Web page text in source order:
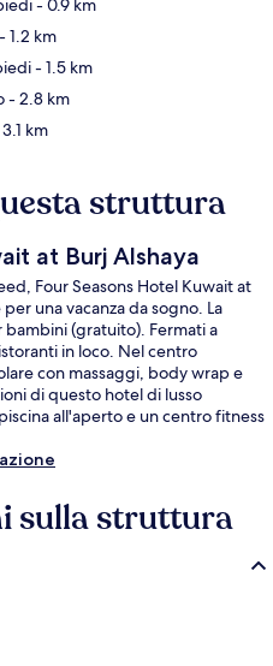
- 0.9 km
- 1.2 km
- 1.5 km
- 2.8 km
km
struttura
at Burj Alshaya
Four Seasons Hotel Kuwait at
una vacanza da sogno. La
(gratuito). Fermati a
in loco. Nel centro
con massaggi, body wrap e
di questo hotel di lusso
all'aperto e un centro fitness
sulla struttura